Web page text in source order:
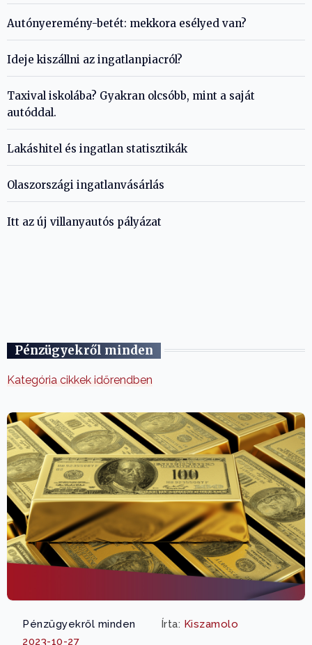
Autónyeremény-betét: mekkora esélyed van?
Ideje kiszállni az ingatlanpiacról?
Taxival iskolába? Gyakran olcsóbb, mint a saját
autóddal.
Lakáshitel és ingatlan statisztikák
Olaszországi ingatlanvásárlás
Itt az új villanyautós pályázat
Pénzügyekről minden
Kategória cikkek időrendben
Pénzügyekről minden Írta: Kiszamolo
2023-10-27